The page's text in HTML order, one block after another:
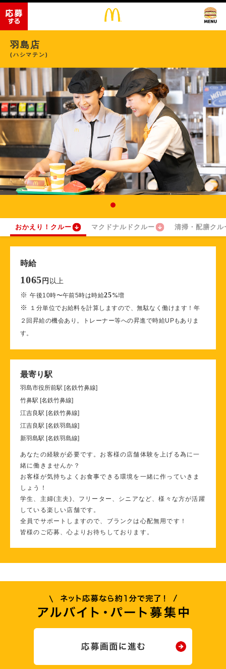
羽島店
(ハシマテン)
おかえり！クルー マクドナルドクルー 清掃・配膳クル
時給
1065 円 以上
※午後10時〜午前5時は時給25%増
※
１分単位でお給料を計算しますので、無駄なく働けます！年
２回昇給の機会あり。トレーナー等への昇進で時給UPもありま
す。
最寄り駅
羽島市役所前駅 [名鉄竹鼻線]
竹鼻駅 [名鉄竹鼻線]
江吉良駅 [名鉄竹鼻線]
江吉良駅 [名鉄羽島線]
新羽島駅 [名鉄羽島線]
あなたの経験が必要です。お客様の店舗体験を上げる為に一
緒に働きませんか？
お客様が気持ちよくお食事できる環境を一緒に作っていきま
しょう！
学生、主婦(主夫)、フリーター、シニアなど、様々な方が活躍
している楽しい店舗です。
全員でサポートしますので、ブランクは心配無用です！
皆様のご応募、心よりお待ちしております。